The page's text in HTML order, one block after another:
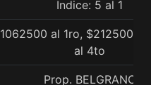
Indice: 5 al 1
al 1ro, $212500
al 4to
Prop. BELGRANO